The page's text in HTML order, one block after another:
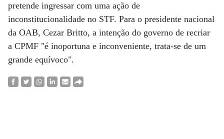
pretende ingressar com uma ação de
inconstitucionalidade no STF. Para o presidente nacional
da OAB, Cezar Britto, a intenção do governo de recriar
a CPMF "é inoportuna e inconveniente, trata-se de um
grande equívoco".